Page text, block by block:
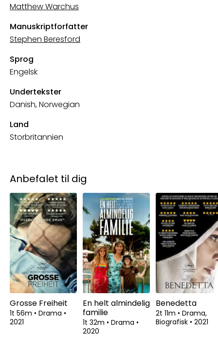
Matthew Warchus
Manuskriptforfatter
Stephen Beresford
Sprog
Engelsk
Undertekster
Danish, Norwegian
Land
Storbritannien
Anbefalet til dig
Grosse Freiheit
1t 56m • Drama •
2021
En helt almindelig
familie
1t 32m • Drama •
2020
Benedetta
2t 11m • Drama,
Biografisk • 2021